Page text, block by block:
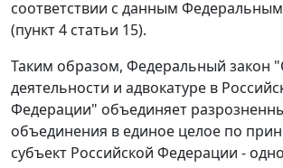
соответствии с данным
(пункт 4 статьи 15).
Таким образом, Федеральный закон
деятельности и адвокатуре в
Федерации" объединяет
объединения в единое целое по
субъект Российской Федерации -